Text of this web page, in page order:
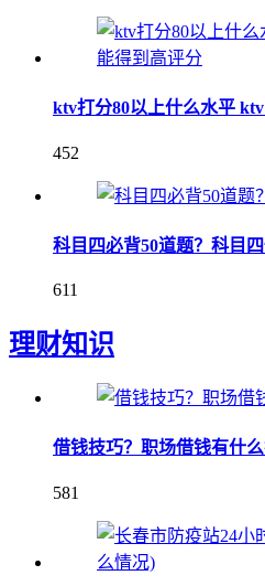
ktv打分80以上什么水平
452
科目四必背50道题？科目
611
理财知识
借钱技巧？职场借钱有什
581